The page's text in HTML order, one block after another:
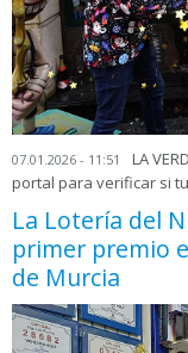
07.01.2026 - 11:51
LA
portal para verificar si
La Lotería del
primer premio
de Murcia